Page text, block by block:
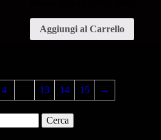
Aggiungi al Carrello
4 13 14 15 →